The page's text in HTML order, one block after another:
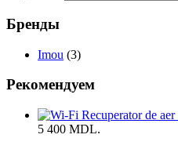
Бренды
Imou (3)
Рекомендуем
5 400 MDL.